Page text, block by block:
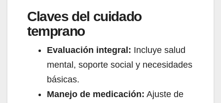
Claves del cuidado
temprano
Evaluación integral: Incluye salud
mental, soporte social y necesidades
básicas.
Manejo de medicación: Ajuste de